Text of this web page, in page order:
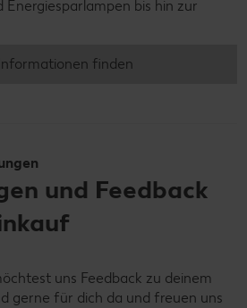
bis hin zur
finden
und Feedback
uns Feedback zu deinem
gerne für dich da und freuen uns